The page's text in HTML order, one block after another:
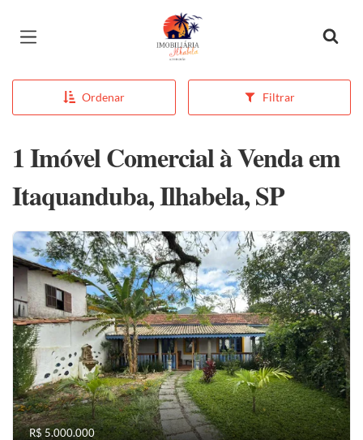
Página inicial
Ordenar Filtrar
1 Imóvel Comercial à Venda em
Itaquanduba, Ilhabela, SP
R$ 5.000.000